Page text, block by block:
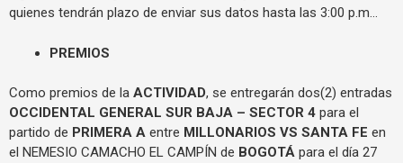
quienes tendrán plazo de enviar sus datos hasta las 3:00 p.m…
PREMIOS
Como premios de la ACTIVIDAD, se entregarán dos(2) entradas
OCCIDENTAL GENERAL SUR BAJA – SECTOR 4 para el
partido de PRIMERA A entre MILLONARIOS VS SANTA FE en
el NEMESIO CAMACHO EL CAMPÍN de BOGOTÁ para el día 27